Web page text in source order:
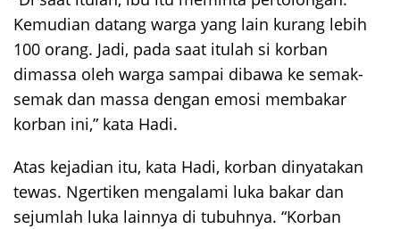
Kemudian datang warga yang lain kurang lebih
100 orang. Jadi, pada saat itulah si korban
dimassa oleh warga sampai dibawa ke semak-
semak dan massa dengan emosi membakar
korban ini,” kata Hadi.
Atas kejadian itu, kata Hadi, korban dinyatakan
tewas. Ngertiken mengalami luka bakar dan
sejumlah luka lainnya di tubuhnya. “Korban